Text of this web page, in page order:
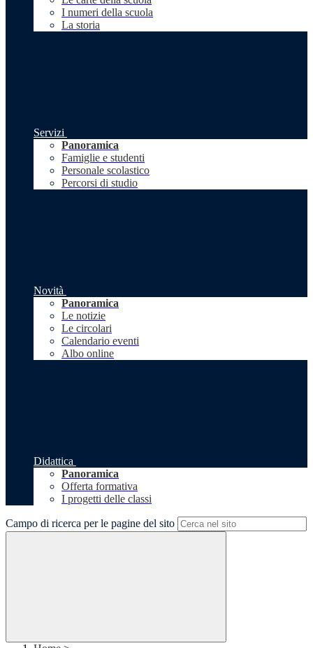
I numeri della scuola
La storia
Servizi
Panoramica
Famiglie e studenti
Personale scolastico
Percorsi di studio
Novità
Panoramica
Le notizie
Le circolari
Calendario eventi
Albo online
Didattica
Panoramica
Offerta formativa
I progetti delle classi
Campo di ricerca per le pagine del sito